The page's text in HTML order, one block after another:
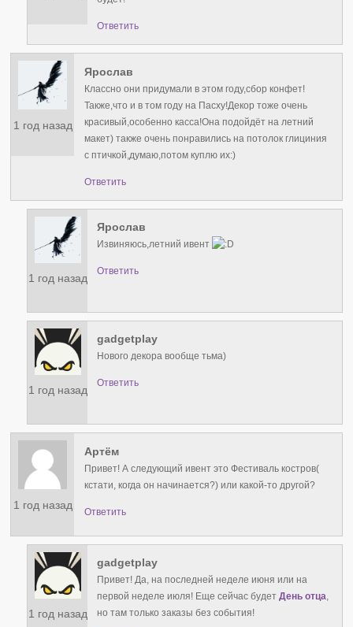
Ответить
1 год назад
Ярослав
Классно они придумали в этом году,сбор конфет!
Также,что и в том году на Пасху!Декор тоже очень
красивый,особенно касса!Она подойдёт на летний
макет) также очень понравились на потолок глициния
с птичкой,думаю,потом куплю их:)
Ответить
1 год назад
Ярослав
Извиняюсь,летний ивент
Ответить
1 год назад
gadgetplay
Нового декора вообще тьма)
Ответить
1 год назад
Артём
Привет! А следующий ивент это Фестиваль костров(
кстати, когда он начинается?) или какой-то другой?
Ответить
1 год назад
gadgetplay
Привет! Да, на последней неделе июня или на
первой неделе июля! Еще сейчас будетДень отца,
но там только заказы без события!